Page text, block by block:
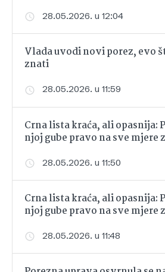
28.05.2026. u 12:04
Vlada uvodi novi porez, evo
znati
28.05.2026. u 11:59
Crna lista kraća, ali opasnija:
njoj gube pravo na sve mjere
28.05.2026. u 11:50
Crna lista kraća, ali opasnija:
njoj gube pravo na sve mjere
28.05.2026. u 11:48